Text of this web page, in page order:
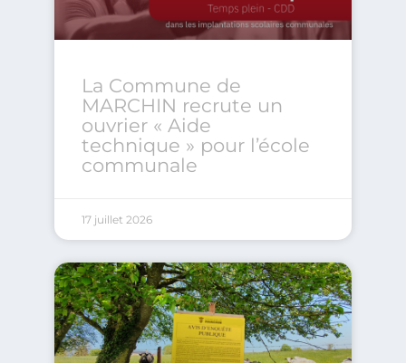
La Commune de
MARCHIN recrute un
ouvrier « Aide
technique » pour l’école
communale
17 juillet 2026